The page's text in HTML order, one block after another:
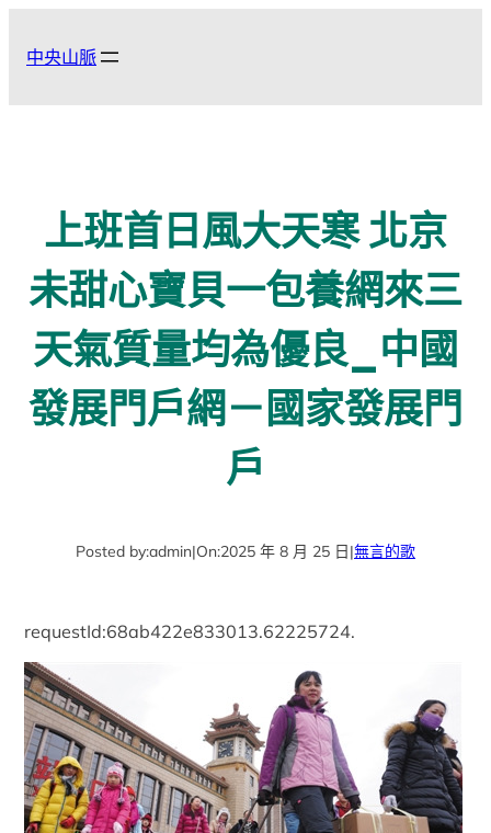
中央山脈
上班首日風大天寒 北京
未甜心寶貝一包養網來三
天氣質量均為優良_中國
發展門戶網－國家發展門
戶
Posted by:admin|On:2025 年 8 月 25 日|無言的歌
requestId:68ab422e833013.62225724.